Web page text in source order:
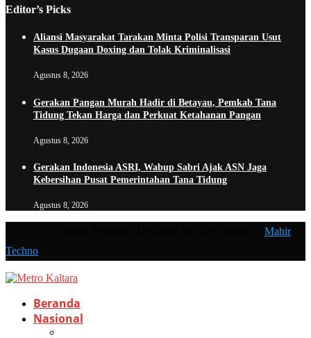
Editor’s Picks
Aliansi Masyarakat Tarakan Minta Polisi Transparan Usut
Kasus Dugaan Doxing dan Tolak Kriminalisasi
Agustus 8, 2026
Gerakan Pangan Murah Hadir di Betayau, Pemkab Tana
Tidung Tekan Harga dan Perkuat Ketahanan Pangan
Agustus 8, 2026
Gerakan Indonesia ASRI, Wabup Sabri Ajak ASN Jaga
Kebersihan Pusat Pemerintahan Tana Tidung
Agustus 8, 2026
Mahir
Techno
Beranda
Nasional